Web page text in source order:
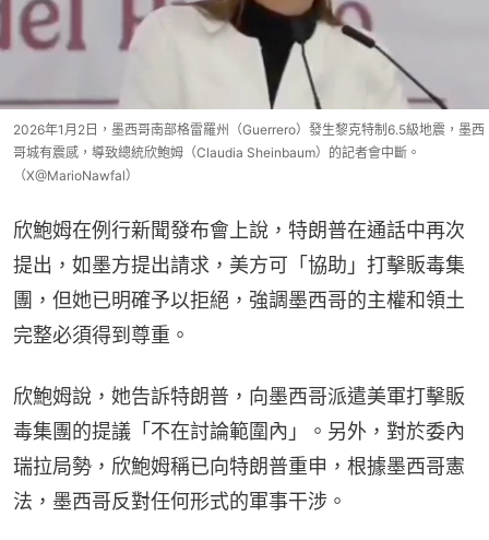
2026年1月2日，墨西哥南部格雷羅州（Guerrero）發生黎克特制6.5級地震，墨西
哥城有震感，導致總統欣鮑姆（Claudia Sheinbaum）的記者會中斷。
（X@MarioNawfal）
欣鮑姆在例行新聞發布會上說，特朗普在通話中再次
提出，如墨方提出請求，美方可「協助」打擊販毒集
團，但她已明確予以拒絕，強調墨西哥的主權和領土
完整必須得到尊重。
欣鮑姆說，她告訴特朗普，向墨西哥派遣美軍打擊販
毒集團的提議「不在討論範圍內」。另外，對於委內
瑞拉局勢，欣鮑姆稱已向特朗普重申，根據墨西哥憲
法，墨西哥反對任何形式的軍事干涉。